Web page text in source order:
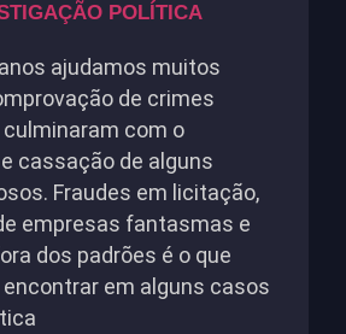
POLÍTICA
ajudamos muitos
de crimes
com o
cassação de alguns
Fraudes em licitação,
empresas fantasmas e
dos padrões é o que
em alguns casos